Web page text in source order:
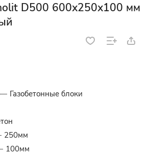
D500 600х250х100 мм
— Газобетонные блоки
250мм
100мм